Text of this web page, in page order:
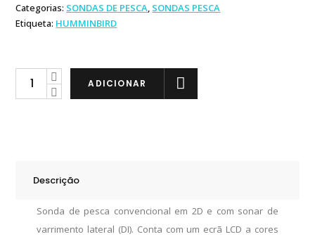
Categorias: SONDAS DE PESCA, SONDAS PESCA
Etiqueta: HUMMINBIRD
Humminbird
PiranhaMAX
ADICIONAR
Descrição
Sonda de pesca convencional em 2D e com sonar de
varrimento lateral (DI). Conta com um ecrã LCD a cores